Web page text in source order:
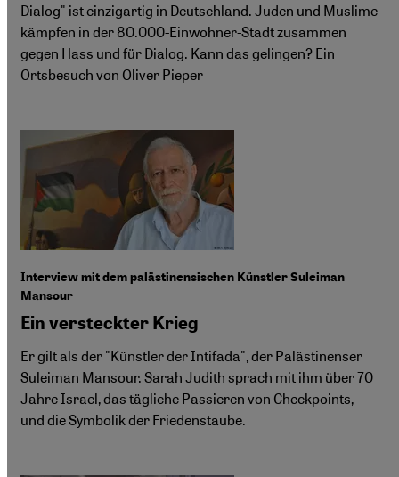
Dialog" ist einzigartig in Deutschland. Juden und Muslime
kämpfen in der 80.000-Einwohner-Stadt zusammen
gegen Hass und für Dialog. Kann das gelingen? Ein
Ortsbesuch von Oliver Pieper
Interview mit dem palästinensischen Künstler Suleiman
Mansour
Ein versteckter Krieg
Er gilt als der "Künstler der Intifada", der Palästinenser
Suleiman Mansour. Sarah Judith sprach mit ihm über 70
Jahre Israel, das tägliche Passieren von Checkpoints,
und die Symbolik der Friedenstaube.